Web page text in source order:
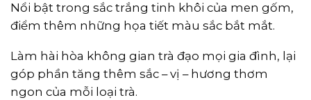
Nổi bật trong sắc trắng tinh khôi của men gốm,
điểm thêm những họa tiết màu sắc bắt mắt.
Làm hài hòa không gian trà đạo mọi gia đình, lại
góp phần tăng thêm sắc – vị – hương thơm
ngon của mỗi loại trà.